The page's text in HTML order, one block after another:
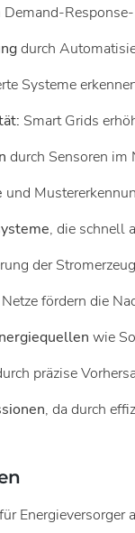
Demand-
durch
Systeme
Smart Grids
durch Sensoren im
und
, die schnell
der
fördern die
wie
präzise
, da durch
Energieversorger